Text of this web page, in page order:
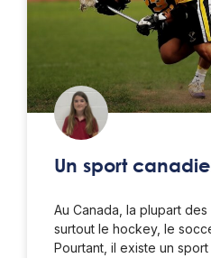
Un sport
Au Canada, la plupart
surtout le hockey, le
Pourtant, il existe un